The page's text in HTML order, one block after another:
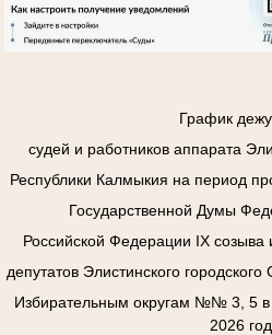
График
судей и работников аппарата
Республики Калмыкия на период
Государственной Думы
Российской Федерации IХ созыва
депутатов Элистинского
Избирательным округам №№ 3, 5 в
2026